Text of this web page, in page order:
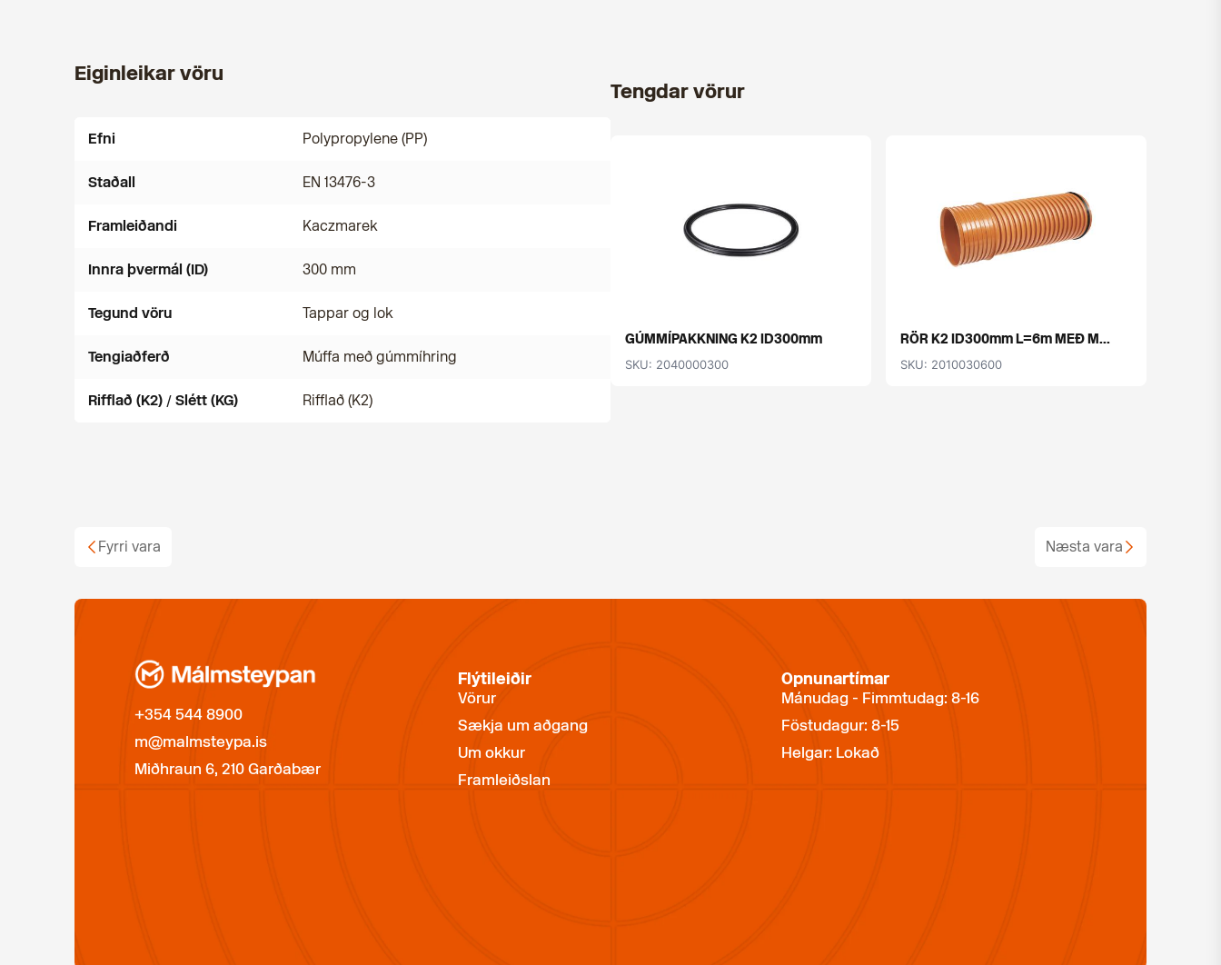
Eiginleikar vöru
Efni Polypropylene (PP)
Staðall EN 13476-3
Framleiðandi Kaczmarek
Innra þvermál (ID) 300 mm
Tegund vöru Tappar og lok
Tengiaðferð Múffa með gúmmíhring
Rifflað (K2) / Slétt (KG) Rifflað (K2)
Tengdar vörur
GÚMMÍPAKKNING K2 ID300mm
SKU: 2040000300
RÖR K2 ID300mm L=6m MEÐ M...
SKU: 2010030600
Fyrri vara Næsta vara
+354 544 8900
m@malmsteypa.is
Miðhraun 6, 210 Garðabær
Flýtileiðir
Vörur
Sækja um aðgang
Um okkur
Framleiðslan
Opnunartímar
Mánudag - Fimmtudag: 8-16
Föstudagur: 8-15
Helgar: Lokað